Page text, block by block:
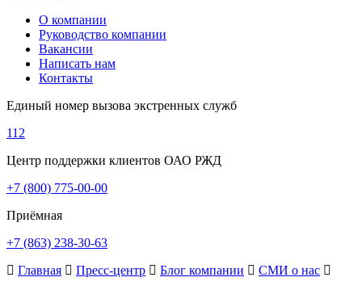
О компании
Руководство компании
Вакансии
Написать нам
Контакты
Единый номер вызова экстренных служб
112
Центр поддержки клиентов ОАО РЖД
+7 (800) 775-00-00
Приёмная
+7 (863) 238-30-63
Главная
Пресс-центр Блог компании СМИ о нас